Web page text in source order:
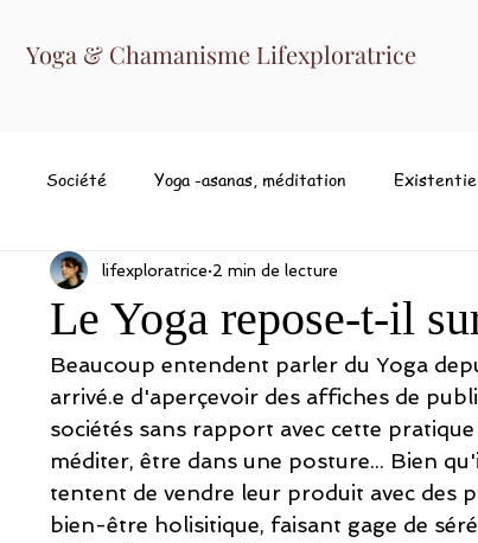
Yoga & Chamanisme Lifexploratrice
Société Yoga -asanas, méditation
Le Yoga repose-t-il
lifexploratrice 2 min de lecture
Beaucoup entendent parler du Yoga
arrivé.e d'aperçevoir des affiches de
sociétés sans rapport avec cette
méditer, être dans une posture... Bien
tentent de vendre leur produit avec des
bien-être holisitique, faisant gage de